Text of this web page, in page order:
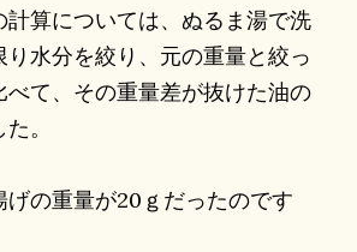
計算については、ぬるま湯で洗
り水分を絞り、元の重量と絞っ
べて、その重量差が抜けた油の
。
げの重量が20ｇだったのです